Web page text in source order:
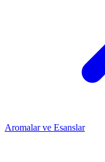
Aromalar ve Esanslar